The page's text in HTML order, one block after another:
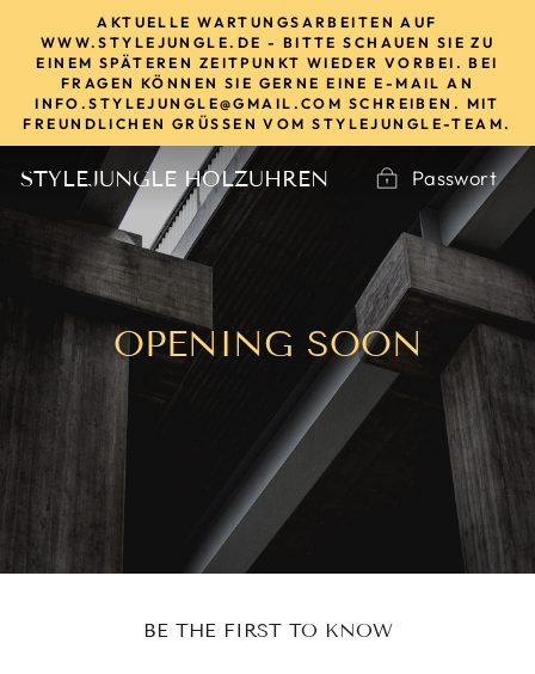
Inhalt
AKTUELLE WARTUNGSARBEITEN AUF
WWW.STYLEJUNGLE.DE - BITTE SCHAUEN SIE ZU
EINEM SPÄTEREN ZEITPUNKT WIEDER VORBEI. BEI
FRAGEN KÖNNEN SIE GERNE EINE E-MAIL AN
INFO.STYLEJUNGLE@GMAIL.COM SCHREIBEN. MIT
FREUNDLICHEN GRÜSSEN VOM STYLEJUNGLE-TEAM.
STYLEJUNGLE HOLZUHREN Passwort
OPENING SOON
BE THE FIRST TO KNOW